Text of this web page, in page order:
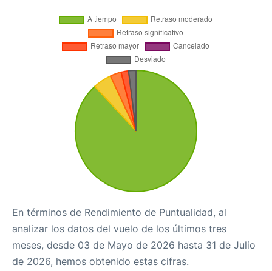
En términos de Rendimiento de Puntualidad, al
analizar los datos del vuelo de los últimos tres
meses, desde 03 de Mayo de 2026 hasta 31 de Julio
de 2026, hemos obtenido estas cifras.